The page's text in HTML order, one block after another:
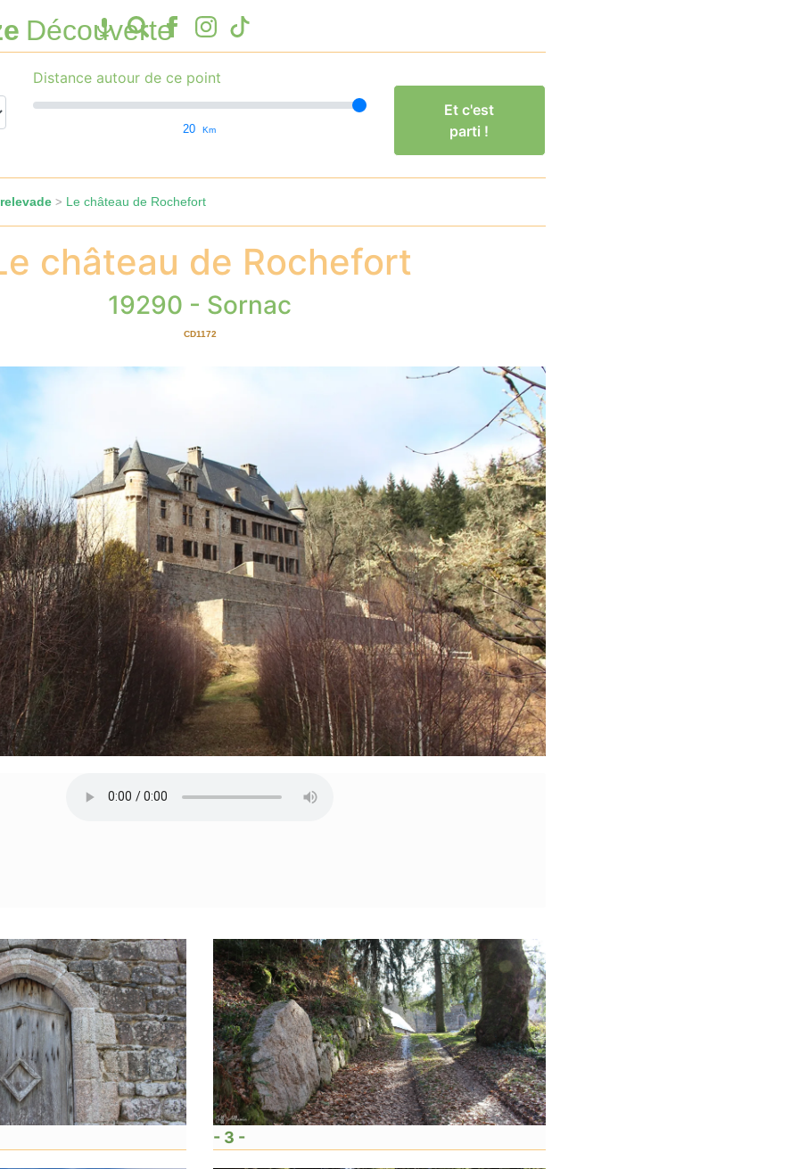
Découverte
Distance autour de ce point
20 Km
Et c'est
parti !
> Le château de Rochefort
château de Rochefort
19290 - Sornac
CD1172
- 3 -